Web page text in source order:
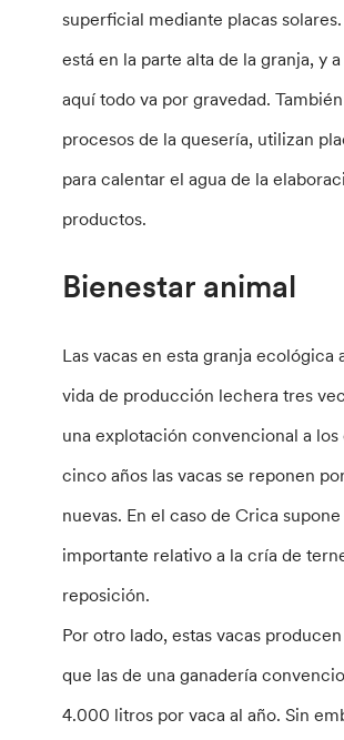
superficial mediante placas
está en la parte alta de la granja, y
aquí todo va por gravedad.
procesos de la quesería, utilizan
para calentar el agua de la
productos.
Bienestar animal
Las vacas en esta granja ecológica
vida de producción lechera tres
una explotación convencional a
cinco años las vacas se reponen
nuevas. En el caso de Crica
importante relativo a la cría de
reposición.
Por otro lado, estas vacas
que las de una ganadería
4.000 litros por vaca al año. Sin